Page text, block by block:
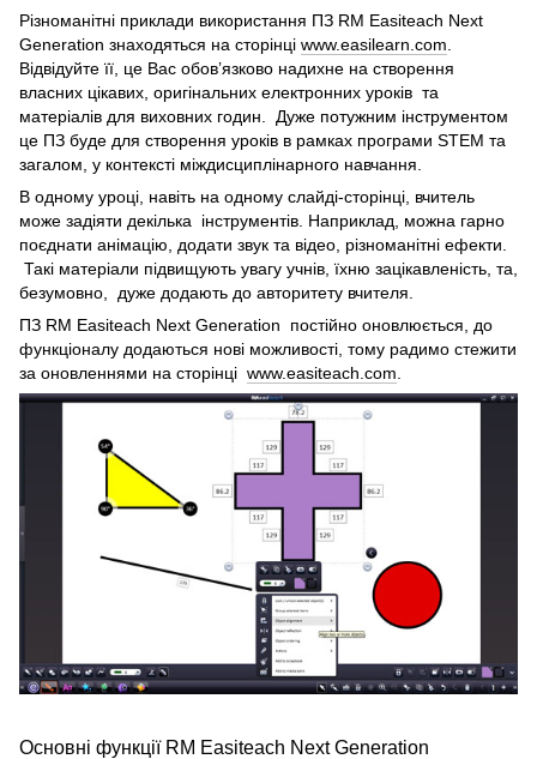
Різноманітні приклади використання ПЗ RM Easiteach Next
Generation знаходяться на сторінці www.easilearn.com
Відвідуйте її, це Вас обов’язково надихне на створення
власних цікавих, оригінальних електронних уроків та
матеріалів для виховних годин. Дуже потужним інструментом
це ПЗ буде для створення уроків в рамках програми STEM та
загалом, у контексті міждисциплінарного навчання.
В одному уроці, навіть на одному слайді-сторінці, вчитель
може задіяти декілька інструментів. Наприклад, можна гарно
поєднати анімацію, додати звук та відео, різноманітні ефекти.
Такі матеріали підвищують увагу учнів, їхню зацікавленість, та,
безумовно, дуже додають до авторитету вчителя.
ПЗ RM Easiteach Next Generation постійно оновлюється, до
функціоналу додаються нові можливості, тому радимо стежити
за оновленнями на сторінці www.easiteach.com
Основні функції RM Easiteach Next Generation